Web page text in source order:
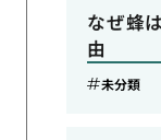
なぜ蜂
由
未分類